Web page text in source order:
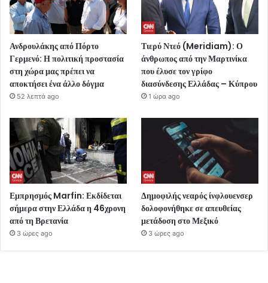
Ανδρουλάκης από Πόρτο
Γερμενό: Η πολιτική προστασία
στη χώρα μας πρέπει να
αποκτήσει ένα άλλο δόγμα
52 λεπτά ago
Τιερύ Ντεό (Meridiam): Ο
άνθρωπος από την Μαρτινίκα
που έλυσε τον γρίφο
διασύνδεσης Ελλάδας – Κύπρου
1 ώρα ago
Εμπρησμός Marfin: Εκδίδεται
σήμερα στην Ελλάδα η 46χρονη
από τη Βρετανία
3 ώρες ago
Δημοφιλής νεαρός ίνφλουενσερ
δολοφονήθηκε σε απευθείας
μετάδοση στο Μεξικό
3 ώρες ago